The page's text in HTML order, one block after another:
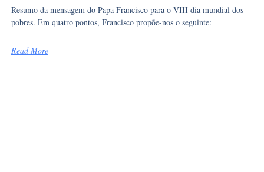
Resumo da mensagem do Papa Francisco para o VIII dia mundial dos
pobres. Em quatro pontos, Francisco propõe-nos o seguinte:
Read More